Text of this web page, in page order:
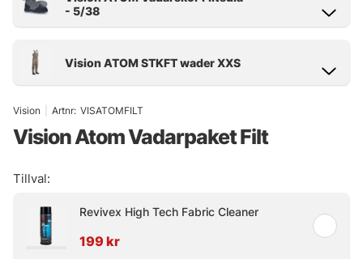
Vision Artnr: VISATOMFILT
Vision Atom Vadarpaket Filt
Tillval:
Revivex High Tech Fabric Cleaner
199 kr